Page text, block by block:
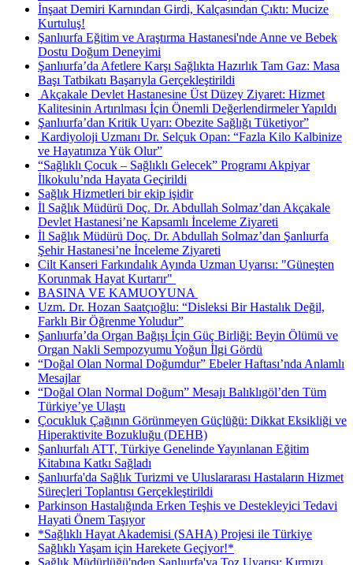
İnşaat Demiri Karnından Girdi, Kalçasından Çıktı: Mucize
Kurtuluş!
Şanlıurfa Eğitim ve Araştırma Hastanesi'nde Anne ve Bebek
Dostu Doğum Deneyimi
Şanlıurfa’da Afetlere Karşı Sağlıkta Hazırlık Tam Gaz: Masa
Başı Tatbikatı Başarıyla Gerçekleştirildi
​ Akçakale Devlet Hastanesine Üst Düzey Ziyaret: Hizmet
Kalitesinin Artırılması İçin Önemli Değerlendirmeler Yapıldı
Şanlıurfa’dan Kritik Uyarı: Obezite Sağlığı Tüketiyor”
​ Kardiyoloji Uzmanı Dr. Selçuk Opan: “Fazla Kilo Kalbinize
ve Hayatınıza Yük Olur”
“Sağlıklı Çocuk – Sağlıklı Gelecek” Programı Akpiyar
İlkokulu’nda Hayata Geçirildi
Sağlık Hizmetleri bir ekip işidir
İl Sağlık Müdürü Doç. Dr. Abdullah Solmaz’dan Akçakale
Devlet Hastanesi’ne Kapsamlı İnceleme Ziyareti
İl Sağlık Müdürü Doç. Dr. Abdullah Solmaz’dan Şanlıurfa
Şehir Hastanesi’ne İnceleme Ziyareti
Cilt Kanseri Farkındalık Ayında Uzman Uyarısı: "Güneşten
Korunmak Hayat Kurtarır" ​
BASINA VE KAMUOYUNA ​
Uzm. Dr. Hozan Saatçıoğlu: “Disleksi Bir Hastalık Değil,
Farklı Bir Öğrenme Yoludur”
Şanlıurfa’da Organ Bağışı İçin Güç Birliği: Beyin Ölümü ve
Organ Nakli Sempozyumu Yoğun İlgi Gördü
“Doğal Olan Normal Doğumdur” Ebeler Haftası’nda Anlamlı
Mesajlar
“Doğal Olan Normal Doğum” Mesajı Balıklıgöl’den Tüm
Türkiye’ye Ulaştı
Çocukluk Çağının Görünmeyen Güçlüğü: Dikkat Eksikliği ve
Hiperaktivite Bozukluğu (DEHB)
Şanlıurfalı ATT, Türkiye Genelinde Yayınlanan Eğitim
Kitabına Katkı Sağladı
Şanlıurfa'da Sağlık Turizmi ve Uluslararası Hastaların Hizmet
Süreçleri Toplantısı Gerçekleştirildi
Parkinson Hastalığında Erken Teşhis ve Destekleyici Tedavi
Hayati Önem Taşıyor
*Sağlıklı Hayat Akademisi (SAHA) Projesi ile Türkiye
Sağlıklı Yaşam için Harekete Geçiyor!*
Sağlık Müdürlüğü'nden Şanlıurfa'ya Toz Uyarısı: Kırmızı